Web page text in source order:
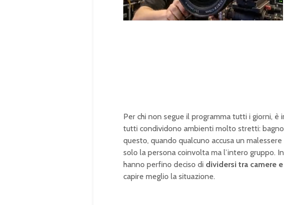
U
m
L
o
Per chi non segue il programma tutti i giorni,
tutti condividono ambienti molto stretti:
questo, quando qualcuno accusa un
solo la persona coinvolta ma l’intero gruppo.
hanno perfino deciso di dividersi tra camere
capire meglio la situazione.